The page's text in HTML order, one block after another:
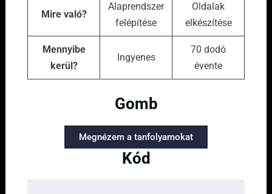
Mire való?
Alaprendszer
felépítése
Oldalak
elkészítése
Mennyibe
kerül?
Ingyenes
70 dodó
évente
Gomb
Megnézem a tanfolyamokat
Kód